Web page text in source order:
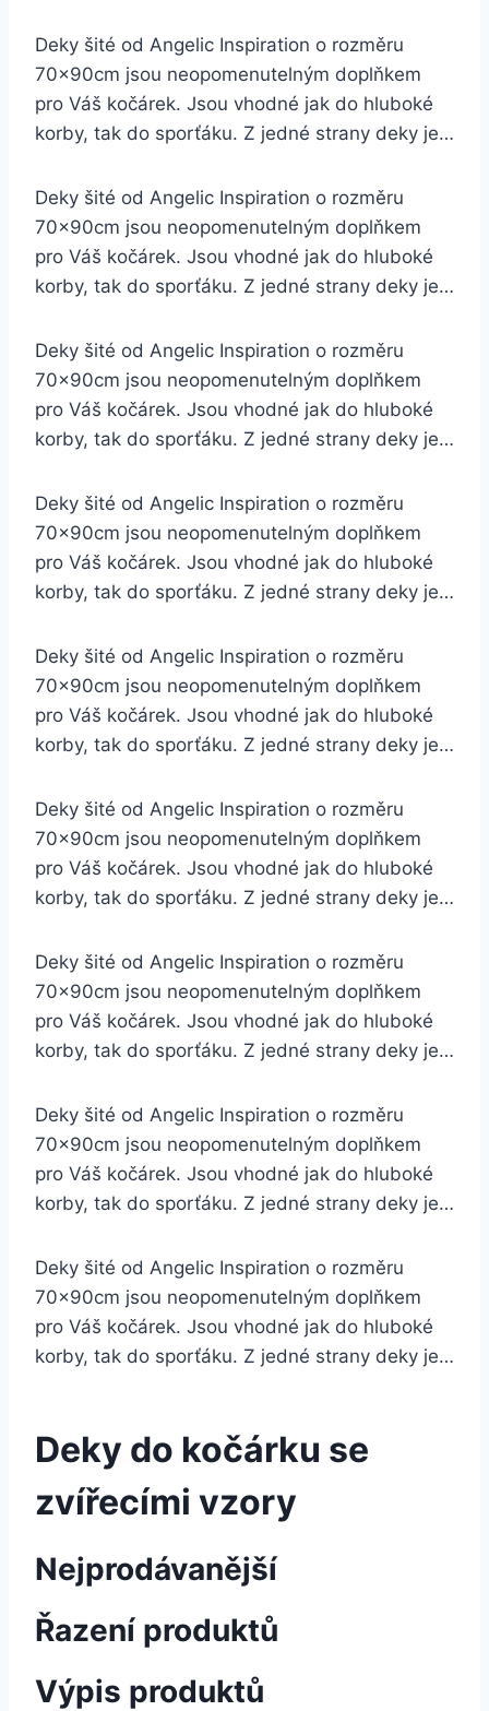
Deky šité od Angelic Inspiration o rozměru
70x90cm jsou neopomenutelným doplňkem
pro Váš kočárek. Jsou vhodné jak do hluboké
korby, tak do sporťáku. Z jedné strany deky je…
Deky šité od Angelic Inspiration o rozměru
70x90cm jsou neopomenutelným doplňkem
pro Váš kočárek. Jsou vhodné jak do hluboké
korby, tak do sporťáku. Z jedné strany deky je…
Deky šité od Angelic Inspiration o rozměru
70x90cm jsou neopomenutelným doplňkem
pro Váš kočárek. Jsou vhodné jak do hluboké
korby, tak do sporťáku. Z jedné strany deky je…
Deky šité od Angelic Inspiration o rozměru
70x90cm jsou neopomenutelným doplňkem
pro Váš kočárek. Jsou vhodné jak do hluboké
korby, tak do sporťáku. Z jedné strany deky je…
Deky šité od Angelic Inspiration o rozměru
70x90cm jsou neopomenutelným doplňkem
pro Váš kočárek. Jsou vhodné jak do hluboké
korby, tak do sporťáku. Z jedné strany deky je…
Deky šité od Angelic Inspiration o rozměru
70x90cm jsou neopomenutelným doplňkem
pro Váš kočárek. Jsou vhodné jak do hluboké
korby, tak do sporťáku. Z jedné strany deky je…
Deky šité od Angelic Inspiration o rozměru
70x90cm jsou neopomenutelným doplňkem
pro Váš kočárek. Jsou vhodné jak do hluboké
korby, tak do sporťáku. Z jedné strany deky je…
Deky šité od Angelic Inspiration o rozměru
70x90cm jsou neopomenutelným doplňkem
pro Váš kočárek. Jsou vhodné jak do hluboké
korby, tak do sporťáku. Z jedné strany deky je…
Deky šité od Angelic Inspiration o rozměru
70x90cm jsou neopomenutelným doplňkem
pro Váš kočárek. Jsou vhodné jak do hluboké
korby, tak do sporťáku. Z jedné strany deky je…
Deky do kočárku se
zvířecími vzory
Nejprodávanější
Řazení produktů
Výpis produktů